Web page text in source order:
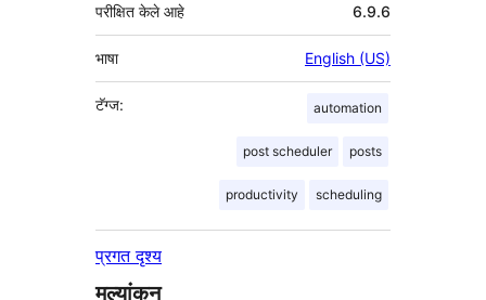
परीक्षित केले आहे 6.9.6
भाषा English (US)
टॅग्ज: automation
post scheduler posts
productivity scheduling
प्रगत दृश्य
मूल्यांकन